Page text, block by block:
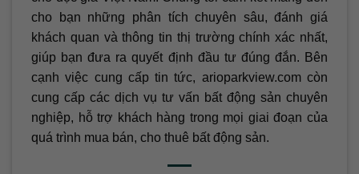
cho bạn những phân tích chuyên sâu, đánh giá
khách quan và thông tin thị trường chính xác nhất,
giúp bạn đưa ra quyết định đầu tư đúng đắn. Bên
cạnh việc cung cấp tin tức, arioparkview.com còn
cung cấp các dịch vụ tư vấn bất động sản chuyên
nghiệp, hỗ trợ khách hàng trong mọi giai đoạn của
quá trình mua bán, cho thuê bất động sản.